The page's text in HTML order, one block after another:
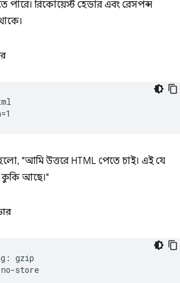
পারে। রিকোয়েস্ট হেডার এবং রেসপন্স
"আমি উত্তরে HTML পেতে চাই। এই যে
আছে।"
gzip